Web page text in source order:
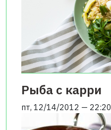
Рыба с карри
пт, 12/14/2012 — 22:20